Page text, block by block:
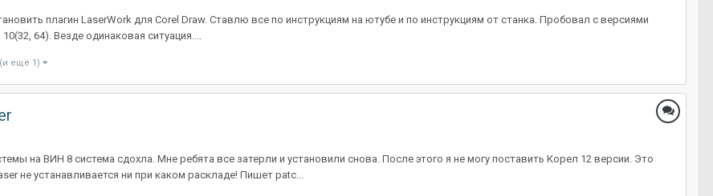
плагин LaserWork для Corel Draw. Ставлю все по инструкциям на ютубе и по инструкциям от станка. Пробовал с версиями
64). Везде одинаковая ситуация....
(и ещё 1)
на ВИН 8 система сдохла. Мне ребята все затерли и установили снова. После этого я не могу поставить Корел 12 версии. Это
не устанавливается ни при каком раскладе! Пишет patc...